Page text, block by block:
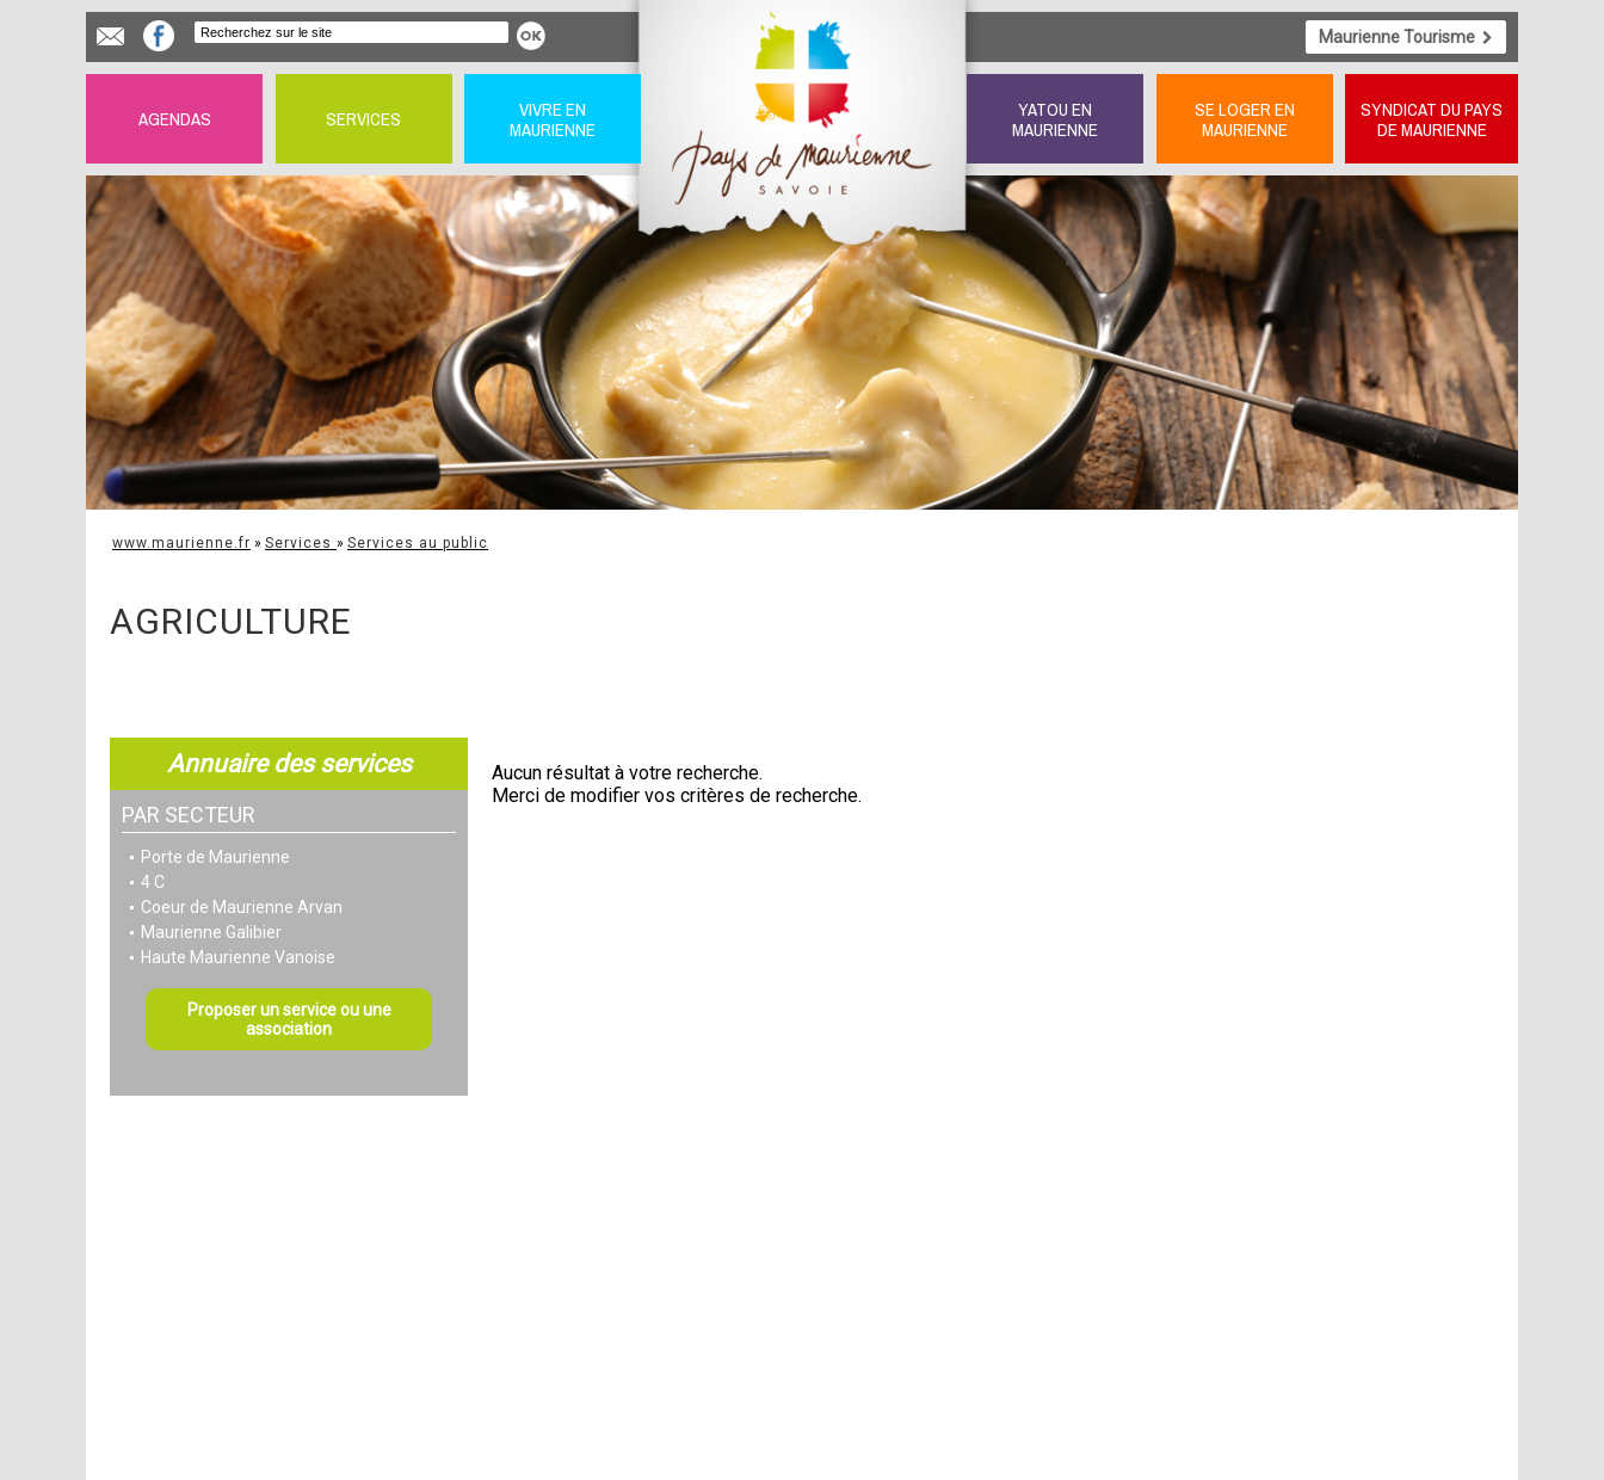
Maurienne Tourisme
AGENDAS SERVICES
VIVRE EN
MAURIENNE
YATOU EN
MAURIENNE
SE LOGER EN
MAURIENNE
SYNDICAT DU PAYS
DE MAURIENNE
www.maurienne.fr » Services » Services au public
AGRICULTURE
Annuaire des services
PAR SECTEUR
Porte de Maurienne
4 C
Coeur de Maurienne Arvan
Maurienne Galibier
Haute Maurienne Vanoise
Proposer un service ou une
association
Aucun résultat à votre recherche.
Merci de modifier vos critères de recherche.